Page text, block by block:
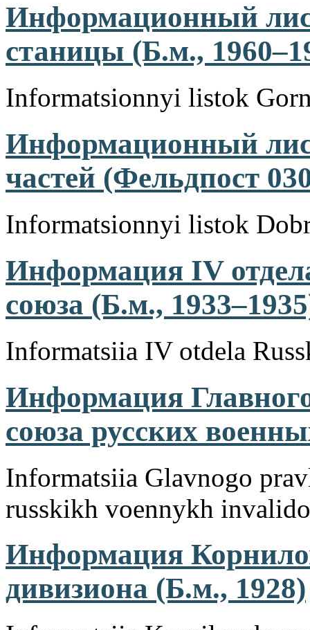
Информационный
станицы (Б.м.,
Informatsionnyi listok
Информационный
частей (Фельдпост
Informatsionnyi listok
Информация IV
союза (Б.м.,
Informatsiia IV otdela
Информация
союза русских
Informatsiia Glavnogo
russkikh voennykh
Информация
дивизиона (Б.м., 1928)